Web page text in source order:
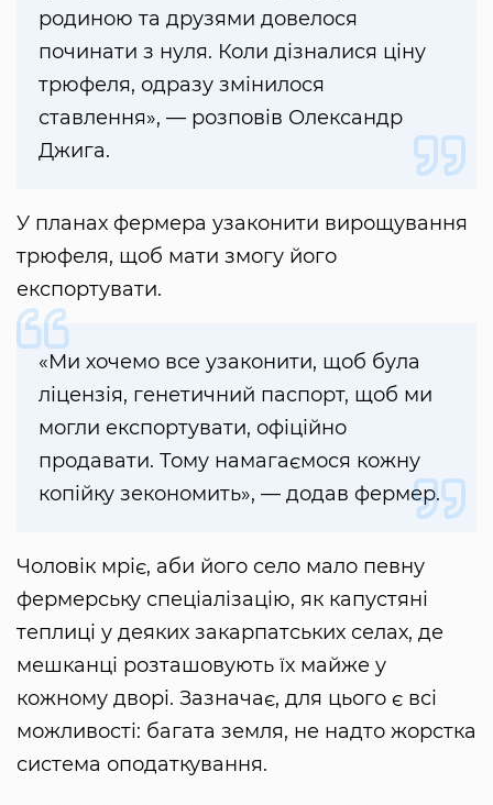
родиною та друзями довелося
починати з нуля. Коли дізналися ціну
трюфеля, одразу змінилося
ставлення», — розповів Олександр
Джига.
У планах фермера узаконити вирощування
трюфеля, щоб мати змогу його
експортувати.
«Ми хочемо все узаконити, щоб була
ліцензія, генетичний паспорт, щоб ми
могли експортувати, офіційно
продавати. Тому намагаємося кожну
копійку зекономить», — додав фермер.
Чоловік мріє, аби його село мало певну
фермерську спеціалізацію, як капустяні
теплиці у деяких закарпатських селах, де
мешканці розташовують їх майже у
кожному дворі. Зазначає, для цього є всі
можливості: багата земля, не надто жорстка
система оподаткування.